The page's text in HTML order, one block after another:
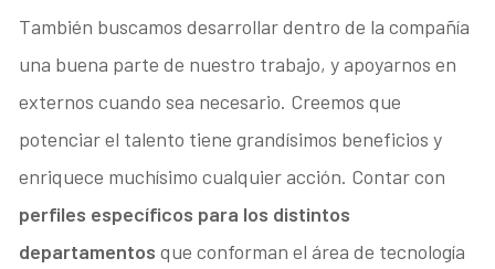
También buscamos desarrollar dentro de la compañía
una buena parte de nuestro trabajo, y apoyarnos en
externos cuando sea necesario. Creemos que
potenciar el talento tiene grandísimos beneficios y
enriquece muchísimo cualquier acción. Contar con
perfiles específicos para los distintos
departamentos que conforman el área de tecnología